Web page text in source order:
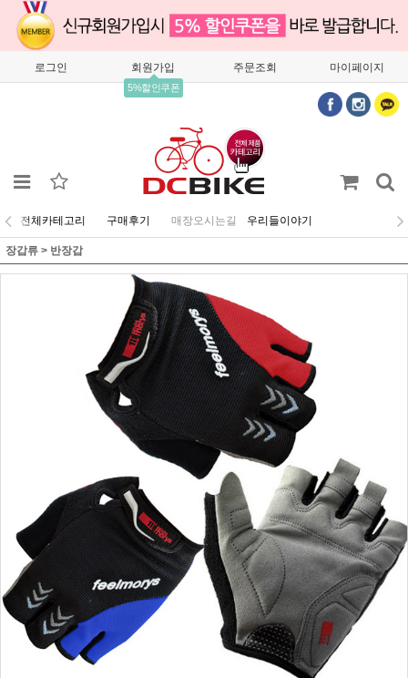
로그인 회원가입
5%할인쿠폰
주문조회 마이페이지
전체카테고리 구매후기 매장오시는길 우리들이야기
장갑류 > 반장갑